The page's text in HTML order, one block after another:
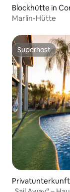
Blockhütte in
Marlin-Hütte
Superhost
Superhost
Privatunterkunft